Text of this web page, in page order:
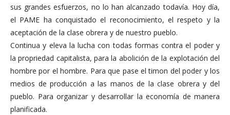
sus grandes esfuerzos, no lo han alcanzado todavía. Hoy día,
el PAME ha conquistado el reconocimiento, el respeto y la
aceptación de la clase obrera y de nuestro pueblo.
Continua y eleva la lucha con todas formas contra el poder y
la propriedad capitalista, para la abolición de la explotación del
hombre por el hombre. Para que pase el timon del poder y los
medios de producción a las manos de la clase obrera y del
pueblo. Para organizar y desarrollar la economía de manera
planificada.